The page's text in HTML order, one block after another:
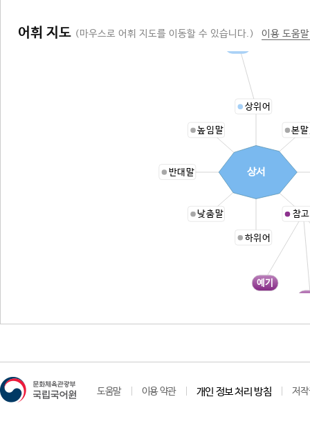
어휘 지도 (마우스로 어휘 지도를 이동할 수 있습니다.) 이용 도움
상위어
본
예기
참
하위어
낮춤말
반대말
높임말
상서
도움말 이용 약관 개인 정보 처리 방침 저